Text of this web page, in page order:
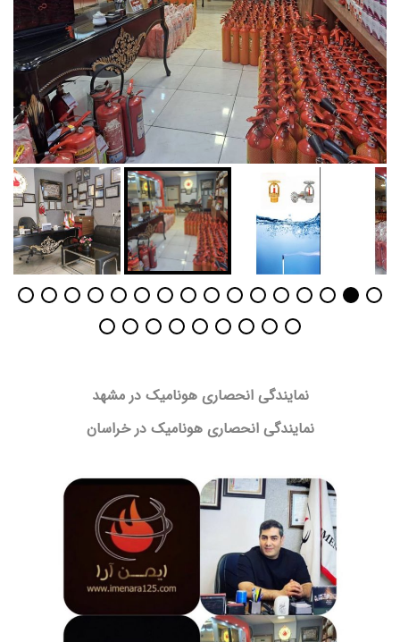
نمایندگی انحصاری هونامیک در مشهد
نمایندگی انحصاری هونامیک در خراسان